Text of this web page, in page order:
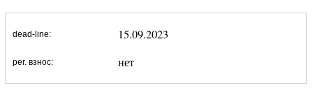
dead-line: 15.09.2023
рег. взнос: нет